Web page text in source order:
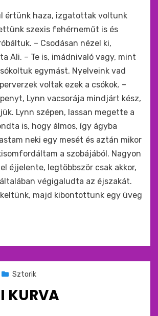
értünk haza, izgatottak voltunk
szexis fehérneműt is és
– Csodásan nézel ki,
Ali. – Te is, imádnivaló vagy, mint
egymást. Nyelveink vad
voltak ezek a csókok. –
Lynn vacsorája mindjárt kész,
Lynn szépen, lassan megette a
is, hogy álmos, így ágyba
neki egy mesét és aztán mikor
a szobájából. Nagyon
éjjelente, legtöbbször csak akkor,
végigaludta az éjszakát.
majd kibontottunk egy üveg
Sztorik
KURVA